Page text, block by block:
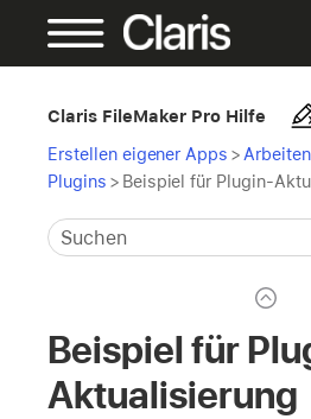
Claris FileMaker Pro Hilfe
Erstellen eigener Apps >
Plugins > Beispiel für Plugin-
Beispiel für
Aktualisierung